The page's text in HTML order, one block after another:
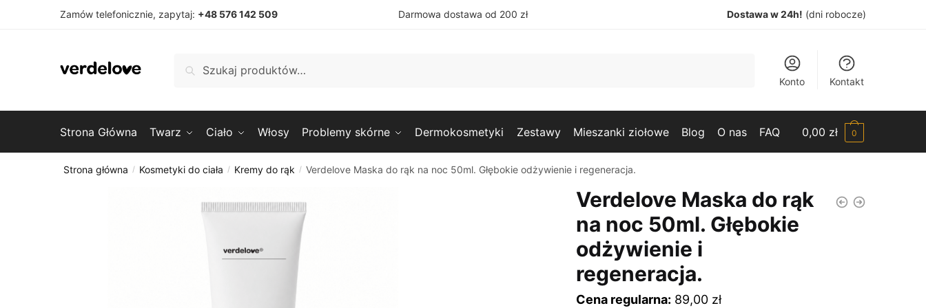
Zamów telefonicznie, zapytaj: +48 576 142 509 Darmowa dostawa od 200 zł Dostawa w 24h! (dni robocze)
Szukaj
Konto Kontakt
Strona Główna Twarz Ciało Włosy Problemy skórne Dermokosmetyki Zestawy Mieszanki ziołowe Blog O nas FAQ 0,00 zł 0
Strona główna / Kosmetyki do ciała / Kremy do rąk / Verdelove Maska do rąk na noc 50ml. Głębokie odżywienie i regeneracja.
Verdelove Maska do rąk
na noc 50ml. Głębokie
odżywienie i
regeneracja.
Cena regularna: 89,00 zł